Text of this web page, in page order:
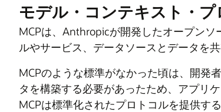
モデル・コンテキスト・
MCPは、Anthropicが開発したオープン
ルやサービス、データソースとデータを
MCPのような標準がなかった頃は、開発
タを構築する必要があったため、アプリ
MCPは標準化されたプロトコルを提供す